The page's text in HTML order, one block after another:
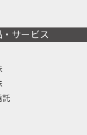
・サービス
託